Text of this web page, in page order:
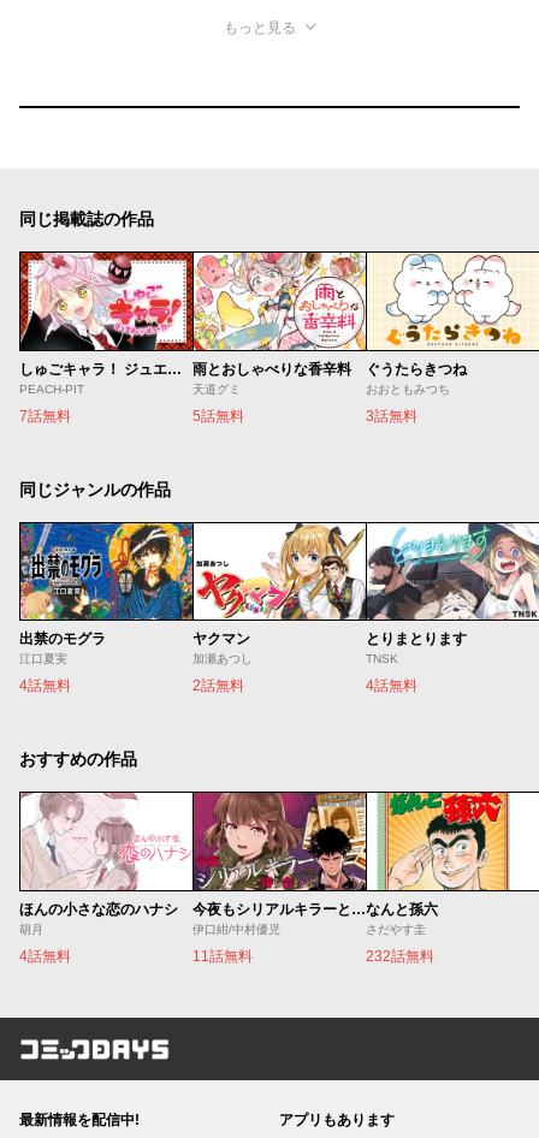
もっと見る
同じ掲載誌の作品
しゅごキャラ！ ジュエルジョーカー
PEACH-PIT
7話無料
雨とおしゃべりな香辛料
天道グミ
5話無料
ぐうたらきつね
おおともみつち
3話無料
同じジャンルの作品
出禁のモグラ
江口夏実
4話無料
ヤクマン
加瀬あつし
2話無料
とりまとります
TNSK
4話無料
おすすめの作品
ほんの小さな恋のハナシ
胡月
4話無料
今夜もシリアルキラーと待ち合わせ
伊口紺/中村優児
11話無料
なんと孫六
さだやす圭
232話無料
コミックDAYS
最新情報を配信中! アプリもあります